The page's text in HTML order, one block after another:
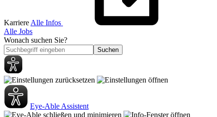
Karriere Alle Infos
Alle Jobs
Wonach suchen Sie?
Suchen